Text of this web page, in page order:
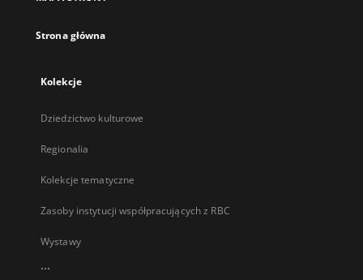
Strona główna
Kolekcje
Dziedzictwo kulturowe
Regionalia
Kolekcje tematyczne
Zasoby instytucji współpracujących z RBC
Wystawy
...